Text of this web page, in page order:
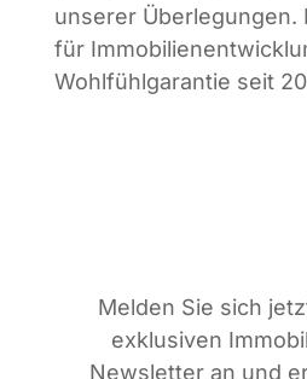
unserer Überlegungen.
für
Wohlfühlgarantie seit
Melden Sie sich
exklusiven
Newsletter an und